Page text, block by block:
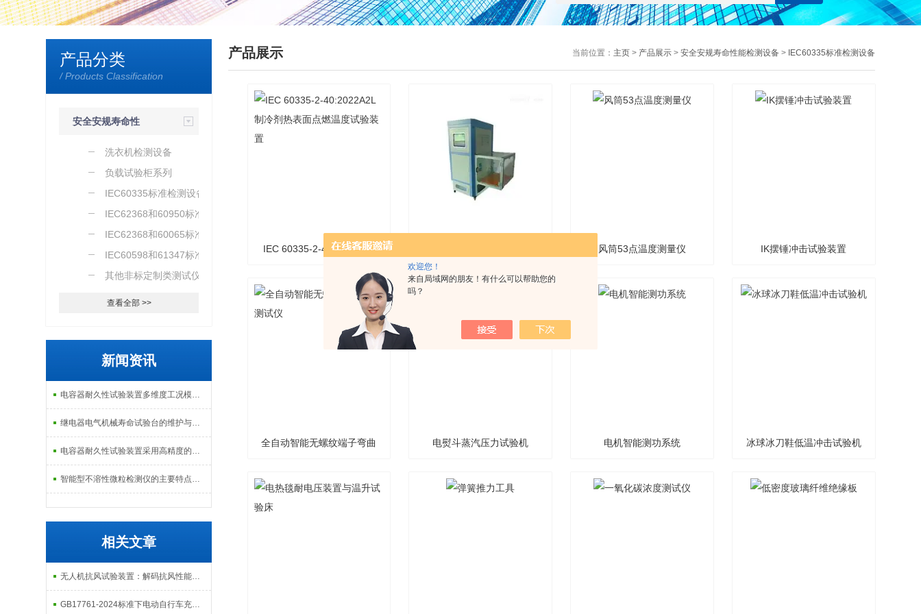
欢迎您！
来自局域网的朋友！有什么可以帮助您的
吗？
产品分类
/ Products Classification
安全安规寿命性
能检测设备洗衣机检测设备
负载试验柜系列
IEC60335标准检测设备
IEC62368和60950标准仪
器
IEC62368和60065标准仪
器
IEC60598和61347标准仪
器
其他非标定制类测试仪器
查看全部 >>
新闻资讯
电容器耐久性试验装置多维度工况模拟子系统分享
继电器电气机械寿命试验台的维护与校准方式
电容器耐久性试验装置采用高精度的温度控制系统
智能型不溶性微粒检测仪的主要特点及基本工作流程介绍
相关文章
无人机抗风试验装置：解码抗风性能的核心测试工具
GB17761-2024标准下电动自行车充电器测试仪的研发意义与技术创新
产品展示 当前位置： 主页> 产品展示> 安全安规寿命性能检测设备> IEC60335标准检测设备
IEC 60335-2-40:2022A2L
制冷剂热表面点燃温度试验 环测试台
风筒53点温度测量仪 IK摆锤冲击试验装置
全自动智能无螺纹端子弯曲 电熨斗蒸汽压力试验机 电机智能测功系统 冰球冰刀鞋低温冲击试验机